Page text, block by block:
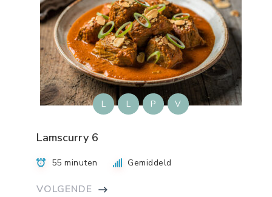
L L P V
Lamscurry 6
55 minuten Gemiddeld
VOLGENDE